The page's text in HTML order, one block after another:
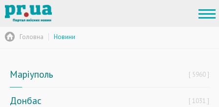
Головна Новини
Маріуполь 5960
Донбас 1031